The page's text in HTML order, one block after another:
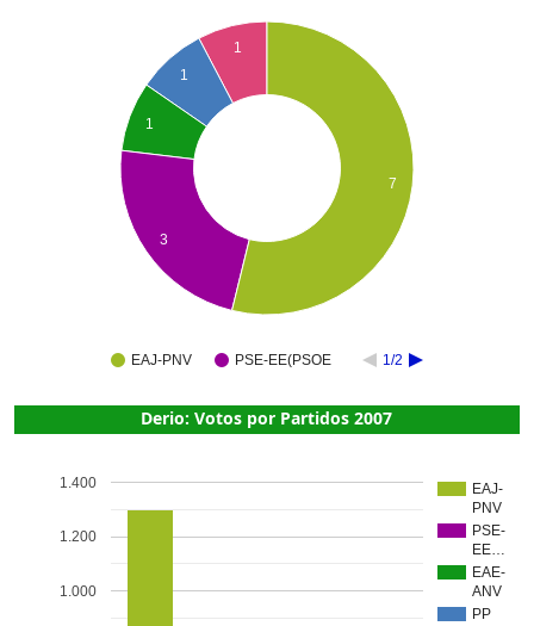
EAJ-PNV PSE-EE(PSOE 1/2
1
1
1
3
7
Derio: Votos por Partidos 2007
EAJ-
PNV
PSE-
EE…
EAE-
ANV
PP
1.000
1.200
1.400